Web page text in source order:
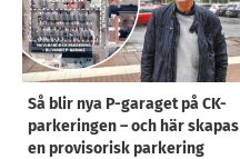
Så blir nya P-garaget på CK-
parkeringen – och här skapas
en provisorisk parkering